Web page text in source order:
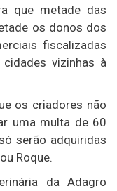
que metade das
os donos dos
fiscalizadas
vizinhas à
os criadores não
uma multa de 60
serão adquiridas
Roque.
da Adagro